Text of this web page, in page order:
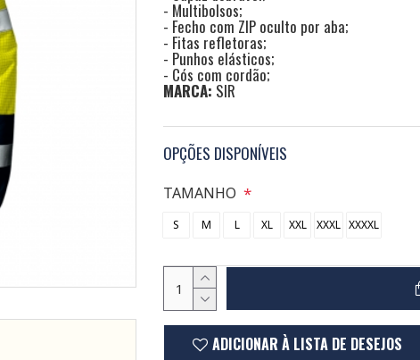
- Multibolsos;
- Fecho com ZIP oculto por aba;
- Fitas refletoras;
- Punhos elásticos;
- Cós com cordão;
MARCA: SIR
OPÇÕES DISPONÍVEIS
TAMANHO
S M L XL XXL XXXL XXXXL
ADICIONAR À LISTA DE DESEJOS